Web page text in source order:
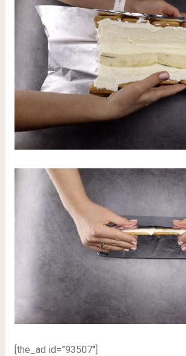
[the_ad id=”93507″]